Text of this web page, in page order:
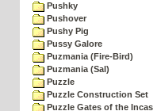
Pushky
Pushover
Pushy Pig
Pussy Galore
Puzmania (Fire-Bird)
Puzmania (Sal)
Puzzle
Puzzle Construction Set
Puzzle Gates of the Incas